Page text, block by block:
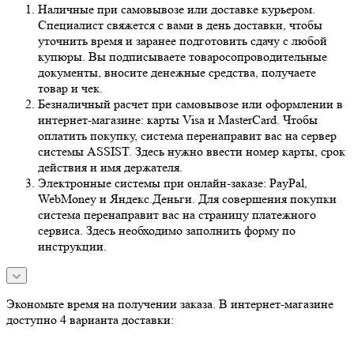
Наличные при самовывозе или доставке курьером.
Специалист свяжется с вами в день доставки, чтобы
уточнить время и заранее подготовить сдачу с любой
купюры. Вы подписываете товаросопроводительные
документы, вносите денежные средства, получаете
товар и чек.
Безналичный расчет при самовывозе или оформлении в
интернет-магазине: карты Visa и MasterCard. Чтобы
оплатить покупку, система перенаправит вас на сервер
системы ASSIST. Здесь нужно ввести номер карты, срок
действия и имя держателя.
Электронные системы при онлайн-заказе: PayPal,
WebMoney и Яндекс.Деньги. Для совершения покупки
система перенаправит вас на страницу платежного
сервиса. Здесь необходимо заполнить форму по
инструкции.
Экономьте время на получении заказа. В интернет-магазине
доступно 4 варианта доставки: